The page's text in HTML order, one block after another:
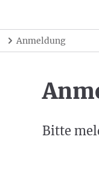
Anmeldung
Bitte